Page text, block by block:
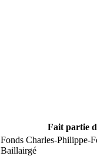
Fait partie
Fonds Charles-Philippe-
Baillairgé